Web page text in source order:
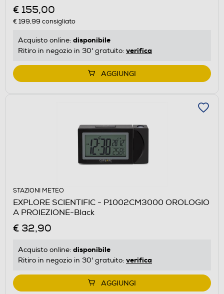
€ 155,00
€ 199,99 consigliato
Acquisto online: disponibile
Ritiro in negozio in 30' gratuito: verifica
AGGIUNGI
STAZIONI METEO
EXPLORE SCIENTIFIC - P1002CM3000 OROLOGIO
A PROIEZIONE-Black
€ 32,90
Acquisto online: disponibile
Ritiro in negozio in 30' gratuito: verifica
AGGIUNGI